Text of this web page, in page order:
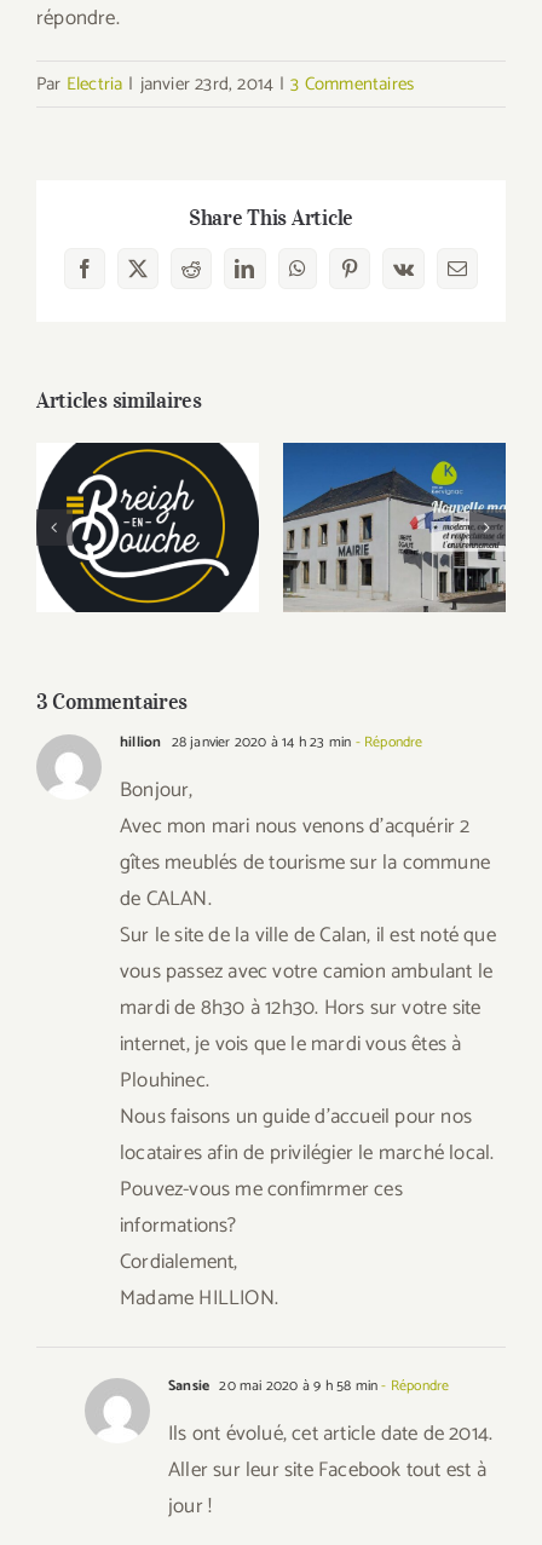
répondre.
Par Electria | janvier 23rd, 2014 | 3 Commentaires
Share This Article
Facebook
X RedditLinkedInWhatsAppPinterest
Vk Email
Articles similaires
Breizh en Bouche,
produits régionaux
et Circuits Courts
Kervignac, la
mairie
3 Commentaires
hillion 28 janvier 2020 à 14 h 23 min - Répondre
Bonjour,
Avec mon mari nous venons d’acquérir 2
gîtes meublés de tourisme sur la commune
de CALAN.
Sur le site de la ville de Calan, il est noté que
vous passez avec votre camion ambulant le
mardi de 8h30 à 12h30. Hors sur votre site
internet, je vois que le mardi vous êtes à
Plouhinec.
Nous faisons un guide d’accueil pour nos
locataires afin de privilégier le marché local.
Pouvez-vous me confimrmer ces
informations?
Cordialement,
Madame HILLION.
Sansie 20 mai 2020 à 9 h 58 min- Répondre
Ils ont évolué, cet article date de 2014.
Aller sur leur site Facebook tout est à
jour !